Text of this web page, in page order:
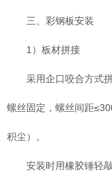
三、彩钢板安装
1）板材拼接
采用企口咬合方式拼
螺丝固定，螺丝间距
积尘）。
安装时用橡胶锤轻敲